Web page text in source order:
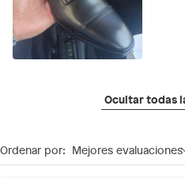
Ocultar todas
Ordenar por: Mejores evaluaciones